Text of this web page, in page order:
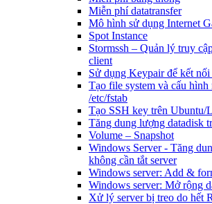
Miễn phí datatransfer
Mô hình sử dụng Internet
Spot Instance
Stormssh – Quản lý truy
client
Sử dụng Keypair để kết
Tạo file system và cấu
/etc/fstab
Tạo SSH key trên Ubuntu/
Tăng dung lượng datadisk
Volume – Snapshot
Windows Server - Tăng
không cần tắt server
Windows server: Add &
Windows server: Mở rộng
Xử lý server bị treo do hết